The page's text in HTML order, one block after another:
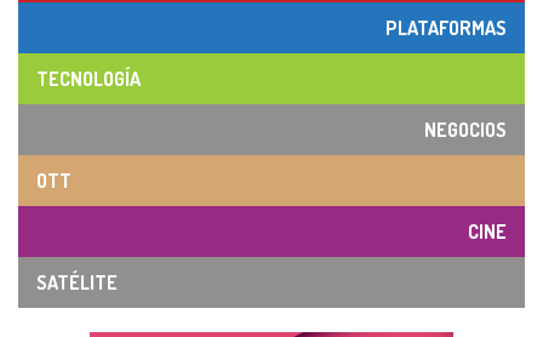
PLATAFORMAS
TECNOLOGÍA
NEGOCIOS
OTT
CINE
SATÉLITE